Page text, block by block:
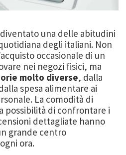
una delle abitudini
degli italiani. Non
occasionale di un
nei negozi fisici, ma
molto diverse, dalla
spesa alimentare ai
La comodità di
possibilità di confrontare i
dettagliate hanno
grande centro
ora.